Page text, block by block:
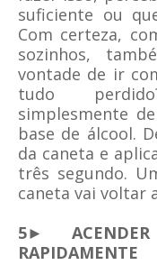
suficiente ou
Com certeza,
sozinhos,
vontade de ir
tudo
simplesmente
base de álcool.
da caneta e
três segundo.
caneta vai voltar
5► ACENDER
RAPIDAMENTE